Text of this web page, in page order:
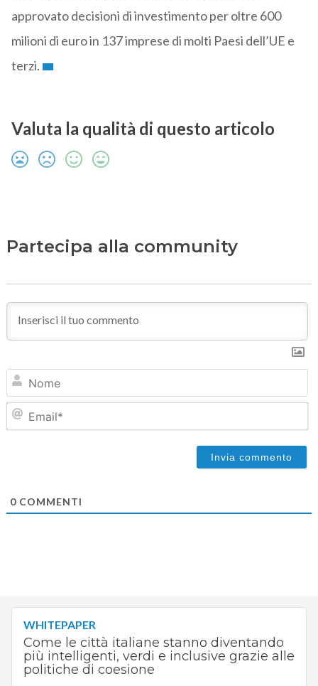
approvato decisioni di investimento per oltre 600
milioni di euro in 137 imprese di molti Paesi dell’UE e
terzi.
Valuta la qualità di questo articolo
Partecipa alla community
0COMMENTI
WHITEPAPER
Come le città italiane stanno diventando
più intelligenti, verdi e inclusive grazie alle
politiche di coesione